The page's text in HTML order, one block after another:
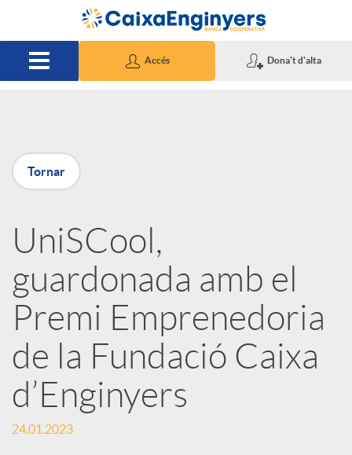
Salta al contingut principal
Accés Dona't d'alta
P
u
b
l
i
c
Tornar
UniSCool,
guardonada amb el
Premi Emprenedoria
de la Fundació Caixa
d’Enginyers
24.01.2023